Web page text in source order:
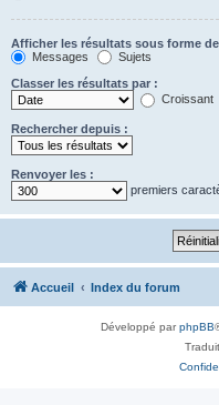
Afficher les résultats sous forme
Messages
Sujets
Classer les résultats par :
Croissant
Rechercher depuis :
Renvoyer les :
premiers
Accueil Index du forum
Développé parphpBB